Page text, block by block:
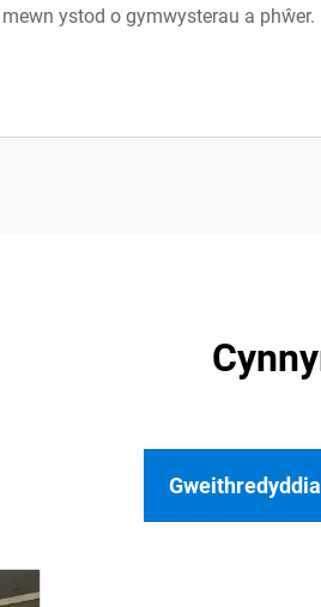
ystod o gymwysterau a phŵer.